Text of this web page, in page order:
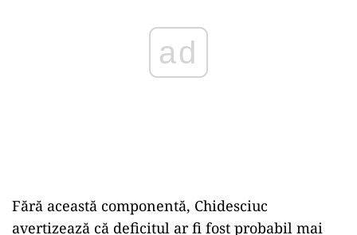
ad
Fără această componentă, Chidesciuc
avertizează că deficitul ar fi fost probabil mai